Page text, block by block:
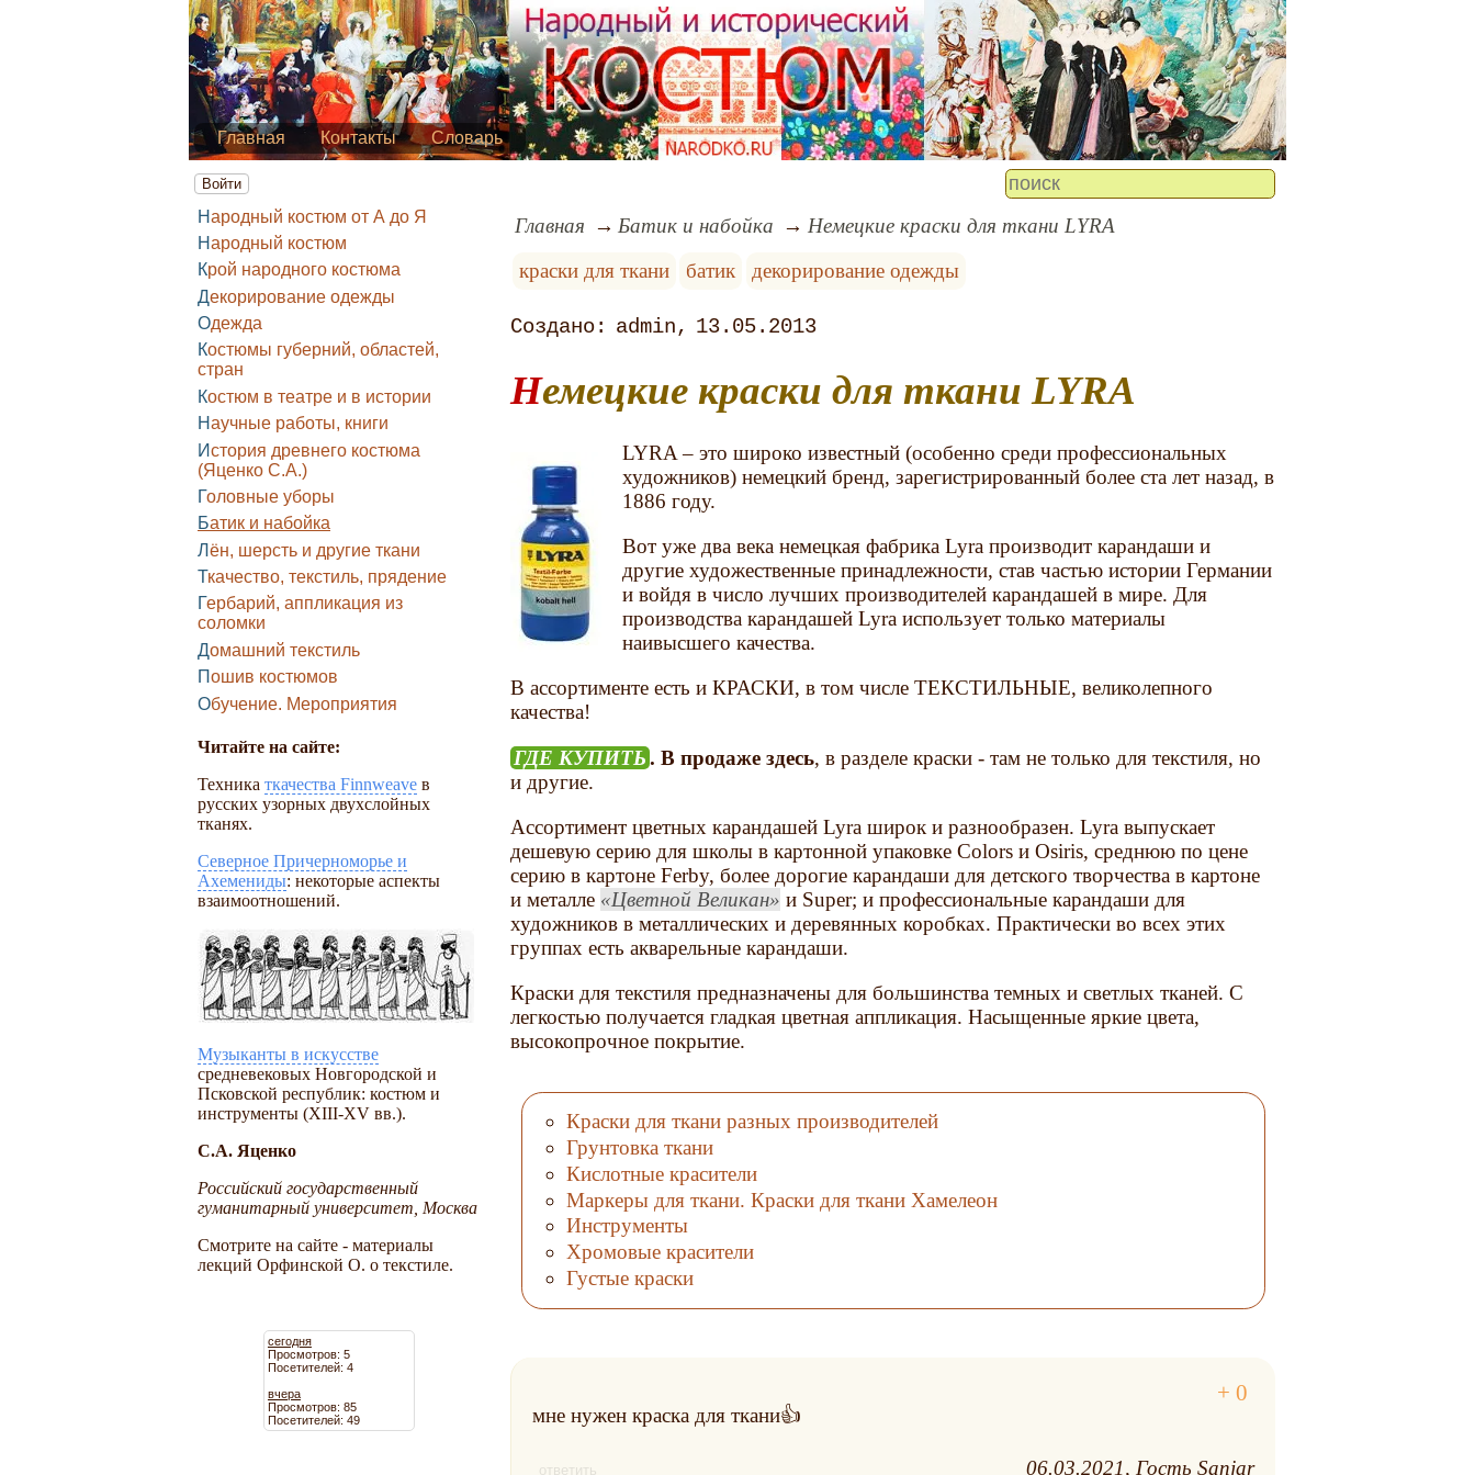
Главная Контакты Словарь
Войти
Народный костюм от А до Я
Народный костюм
Крой народного костюма
Декорирование одежды
Одежда
Костюмы губерний, областей,
стран
Костюм в театре и в истории
Научные работы, книги
История древнего костюма
(Яценко С.А.)
Головные уборы
Батик и набойка
Лён, шерсть и другие ткани
Ткачество, текстиль, прядение
Гербарий, аппликация из
соломки
Домашний текстиль
Пошив костюмов
Обучение. Мероприятия
Читайте на сайте:
Техника ткачества Finnweave в
русских узорных двухслойных
тканях.
Северное Причерноморье и
Ахемениды: некоторые аспекты
взаимоотношений.
Музыканты в искусстве
средневековых Новгородской и
Псковской республик: костюм и
инструменты (XIII-XV вв.).
С.А. Яценко
Российский государственный
гуманитарный университет, Москва
Смотрите на сайте - материалы
лекций Орфинской О. о текстиле.
сегодня
Просмотров: 5
Посетителей: 4
вчера
Просмотров: 85
Посетителей: 49
Главная Батик и набойка
Немецкие краски для ткани LYRA
краски для ткани
батик декорирование одежды
admin 13.05.2013
Немецкие краски для ткани LYRA
LYRA – это широко известный (особенно среди профессиональных
художников) немецкий бренд, зарегистрированный более ста лет назад, в
1886 году.
Вот уже два века немецкая фабрика Lyra производит карандаши и
другие художественные принадлежности, став частью истории Германии
и войдя в число лучших производителей карандашей в мире. Для
производства карандашей Lyra использует только материалы
наивысшего качества.
В ассортименте есть и КРАСКИ, в том числе ТЕКСТИЛЬНЫЕ, великолепного
качества!
ГДЕ КУПИТЬ.В продаже здесь, в разделе краски - там не только для текстиля, но
и другие.
Ассортимент цветных карандашей Lyra широк и разнообразен. Lyra выпускает
дешевую серию для школы в картонной упаковке Colors и Osiris, среднюю по цене
серию в картоне Ferby, более дорогие карандаши для детского творчества в картоне
и металле
Цветной Великан
и Super; и профессиональные карандаши для
художников в металлических и деревянных коробках. Практически во всех этих
группах есть акварельные карандаши.
Краски для текстиля предназначены для большинства темных и светлых тканей. С
легкостью получается гладкая цветная аппликация. Насыщенные яркие цвета,
высокопрочное покрытие.
Краски для ткани разных производителей
Грунтовка ткани
Кислотные красители
Маркеры для ткани. Краски для ткани Хамелеон
Инструменты
Хромовые красители
Густые краски
мне нужен краска для ткани👍
ответить 06.03.2021 Гость Sanjar